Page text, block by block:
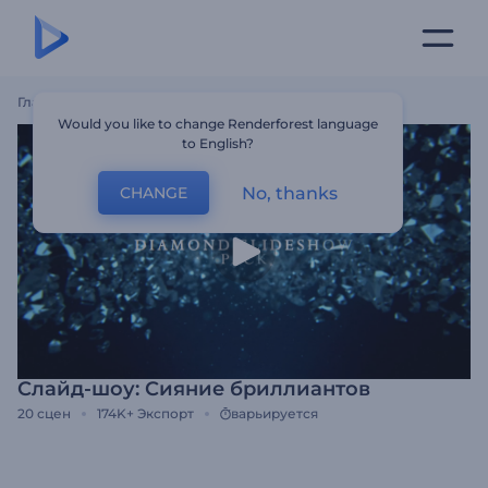
Главная
Слайд-шоу: Сияние бриллиантов
20 сцен 174K+ Экспорт варьируется
Would you like to change Renderforest language
to English?
CHANGE No, thanks